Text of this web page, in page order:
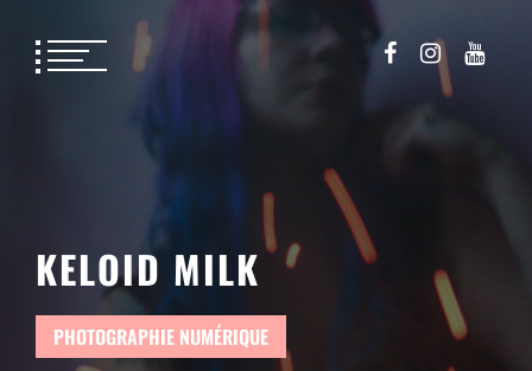
KELOID MILK
PHOTOGRAPHIE NUMÉRIQUE